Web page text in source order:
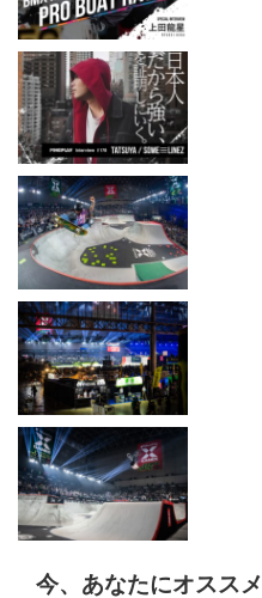
今、あなたにオススメ